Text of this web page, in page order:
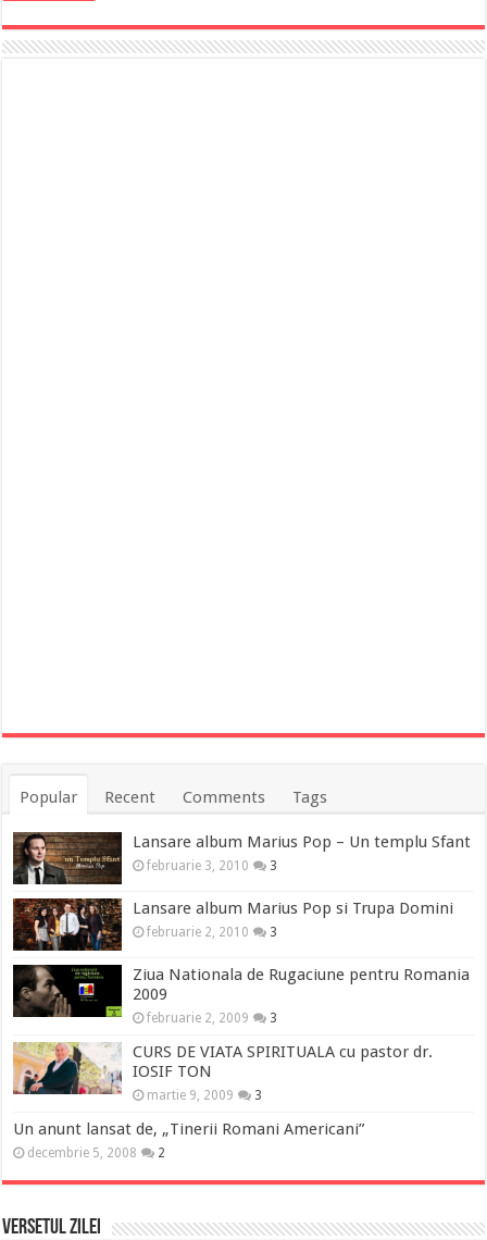
Popular Recent Comments Tags
Lansare album Marius Pop – Un templu Sfant
februarie 3, 2010 3
Lansare album Marius Pop si Trupa Domini
februarie 2, 2010 3
Ziua Nationala de Rugaciune pentru Romania
2009
februarie 2, 2009 3
CURS DE VIATA SPIRITUALA cu pastor dr.
IOSIF TON
martie 9, 2009 3
Un anunt lansat de, „Tinerii Romani Americani”
decembrie 5, 2008 2
Versetul Zilei